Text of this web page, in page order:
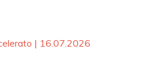
| 16.07.2026